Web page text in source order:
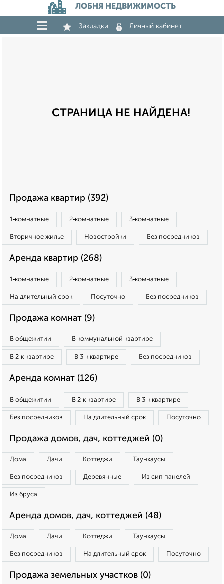
ЛОБНЯ НЕДВИЖИМОСТЬ
Закладки Личный кабинет
СТРАНИЦА НЕ НАЙДЕНА!
Продажа квартир (392)
1‑комнатные 2‑комнатные 3‑комнатные
Вторичное жилье Новостройки Без посредников
Аренда квартир (268)
1‑комнатные 2‑комнатные 3‑комнатные
На длительный срок Посуточно Без посредников
Продажа комнат (9)
В общежитии В коммунальной квартире
В 2‑к квартире В 3‑к квартире Без посредников
Аренда комнат (126)
В общежитии В 2‑к квартире В 3‑к квартире
Без посредников На длительный срок Посуточно
Продажа домов, дач, коттеджей (0)
Дома Дачи Коттеджи Таунхаусы
Без посредников Деревянные Из сип панелей
Из бруса
Аренда домов, дач, коттеджей (48)
Дома Дачи Коттеджи Таунхаусы
Без посредников На длительный срок Посуточно
Продажа земельных участков (0)